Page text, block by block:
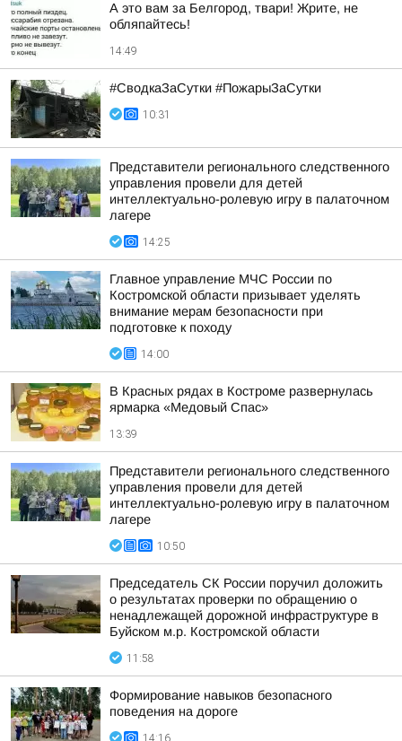
А это вам за Белгород, твари! Жрите, не
обляпайтесь!
14:49
#СводкаЗаСутки #ПожарыЗаСутки
10:31
Представители регионального следственного
управления провели для детей
интеллектуально-ролевую игру в палаточном
лагере
14:25
Главное управление МЧС России по
Костромской области призывает уделять
внимание мерам безопасности при
подготовке к походу
14:00
В Красных рядах в Костроме развернулась
ярмарка «Медовый Спас»
13:39
Представители регионального следственного
управления провели для детей
интеллектуально-ролевую игру в палаточном
лагере
10:50
Председатель СК России поручил доложить
о результатах проверки по обращению о
ненадлежащей дорожной инфраструктуре в
Буйском м.р. Костромской области
11:58
Формирование навыков безопасного
поведения на дороге
14:16